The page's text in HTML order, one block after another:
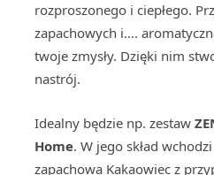
rozproszonego i ciepłego.
zapachowych i….
twoje zmysły. Dzięki nim
nastrój.
Idealny będzie np. zestaw
Home. W jego skład
zapachowa Kakaowiec z